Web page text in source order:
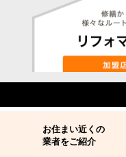
お住まい近くの
業者をご紹介
お住まい近くの
業者をご紹介